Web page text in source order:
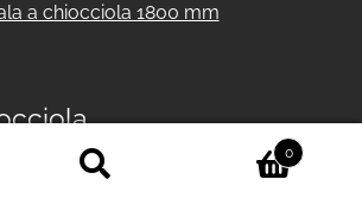
a chiocciola 1800 mm
0